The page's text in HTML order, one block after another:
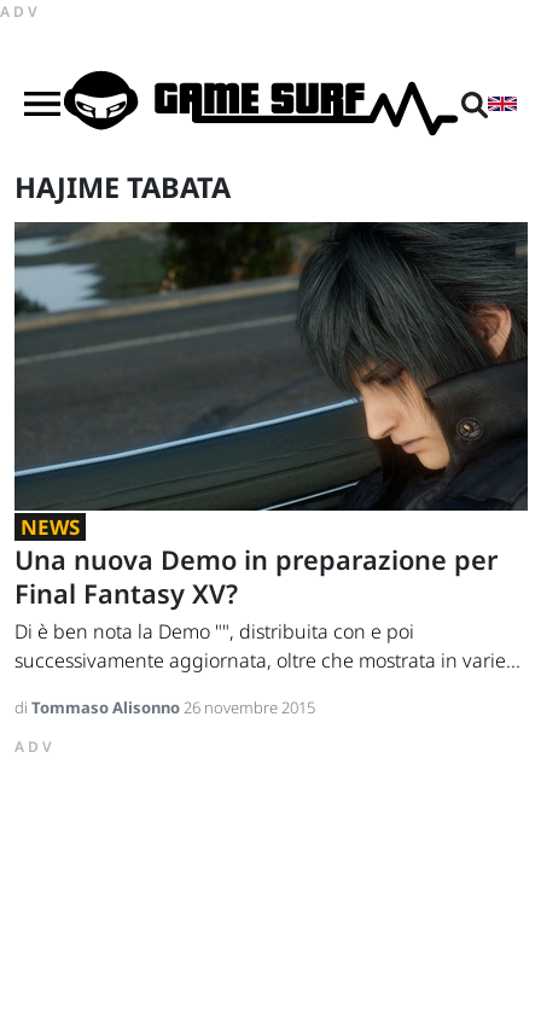
ADV
HAJIME TABATA
NEWS
Una nuova Demo in preparazione per
Final Fantasy XV?
Di è ben nota la Demo "", distribuita con e poi
successivamente aggiornata, oltre che mostrata in varie...
di Tommaso Alisonno26 novembre 2015
ADV